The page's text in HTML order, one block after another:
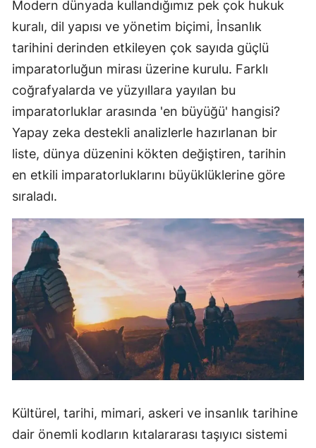
Giresun
Gümüşhane
Hakkari
Hatay
Isparta
Mersin
İstanbul
Kars
Kastamonu
Kayseri
Kırklareli
Kırşehir
Kocaeli
Konya
Kütahya
Modern dünyada kullandığımız pek çok hukuk
kuralı, dil yapısı ve yönetim biçimi, İnsanlık
tarihini derinden etkileyen çok sayıda güçlü
imparatorluğun mirası üzerine kurulu. Farklı
coğrafyalarda ve yüzyıllara yayılan bu
imparatorluklar arasında 'en büyüğü' hangisi?
Yapay zeka destekli analizlerle hazırlanan bir
liste, dünya düzenini kökten değiştiren, tarihin
en etkili imparatorluklarını büyüklüklerine göre
sıraladı.
Kültürel, tarihi, mimari, askeri ve insanlık tarihine
dair önemli kodların kıtalararası taşıyıcı sistemi